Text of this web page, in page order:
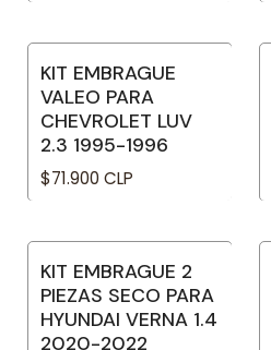
No disponible
KIT EMBRAGUE
VALEO PARA
CHEVROLET LUV
2.3 1995-1996
$71.900 CLP
No disponible
KIT EMBRAGUE 2
PIEZAS SECO PARA
HYUNDAI VERNA 1.4
2020-2022